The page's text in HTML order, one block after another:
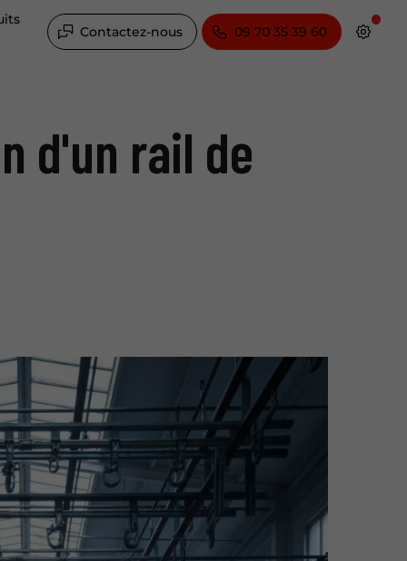
Contactez-nous 09 70 35 39 60
d'un rail de